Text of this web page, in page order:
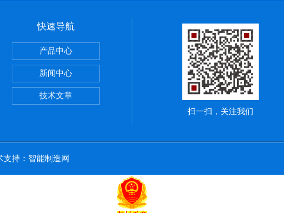
快速导航
产品中心
新闻中心
技术文章
扫一扫，关注我们
持： 智能制造网